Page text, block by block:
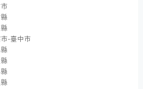
-臺中市